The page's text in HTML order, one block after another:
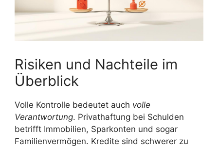
Risiken und Nachteile im
Überblick
Volle Kontrolle bedeutet auch volle
Verantwortung. Privathaftung bei Schulden
betrifft Immobilien, Sparkonten und sogar
Familienvermögen. Kredite sind schwerer zu